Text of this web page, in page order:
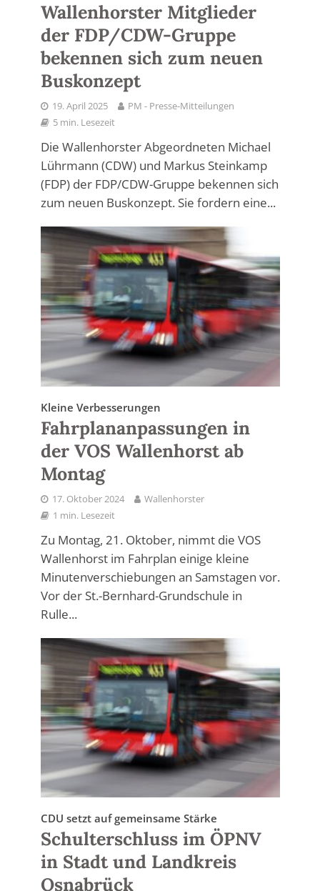
Wallenhorster Mitglieder
der FDP/CDW-Gruppe
bekennen sich zum neuen
Buskonzept
19. April 2025
PM - Presse-Mitteilungen
5 min. Lesezeit
Die Wallenhorster Abgeordneten Michael
Lührmann (CDW) und Markus Steinkamp
(FDP) der FDP/CDW-Gruppe bekennen sich
zum neuen Buskonzept. Sie fordern eine...
Kleine Verbesserungen
Fahrplananpassungen in
der VOS Wallenhorst ab
Montag
17. Oktober 2024
Wallenhorster
1 min. Lesezeit
Zu Montag, 21. Oktober, nimmt die VOS
Wallenhorst im Fahrplan einige kleine
Minutenverschiebungen an Samstagen vor.
Vor der St.-Bernhard-Grundschule in
Rulle...
CDU setzt auf gemeinsame Stärke
Schulterschluss im ÖPNV
in Stadt und Landkreis
Osnabrück